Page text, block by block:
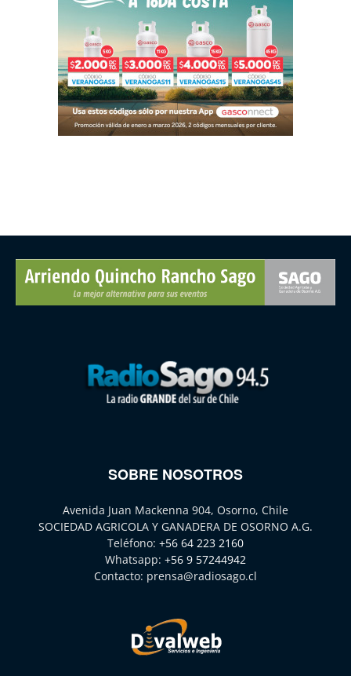
SOBRE NOSOTROS
Avenida Juan Mackenna 904, Osorno, Chile
SOCIEDAD AGRICOLA Y GANADERA DE OSORNO A.G.
Teléfono: +56 64 223 2160
Whatsapp: +56 9 57244942
Contacto: prensa@radiosago.cl